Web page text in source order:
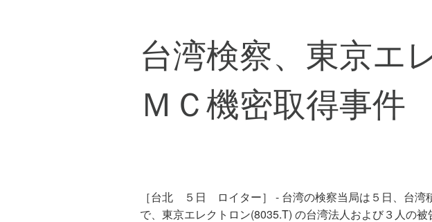
台湾検察、東京エ
ＭＣ機密取得事件
［台北 ５日 ロイター］ - 台湾の検察当局は５日、台湾
で、東京エレクトロン(8035.T) の台湾法人および３人の被